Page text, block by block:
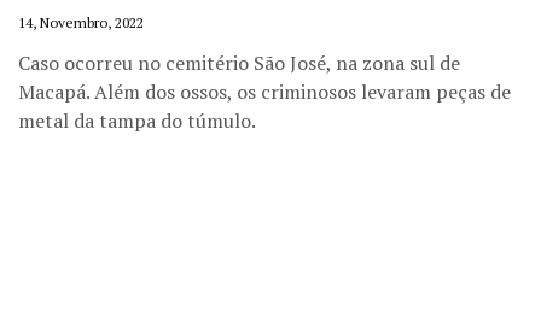
14, Novembro, 2022
Caso ocorreu no cemitério São José, na zona sul de
Macapá. Além dos ossos, os criminosos levaram peças de
metal da tampa do túmulo.